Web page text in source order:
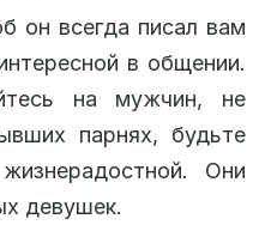
он всегда писал вам
в общении.
на мужчин, не
парнях, будьте
Они
девушек.